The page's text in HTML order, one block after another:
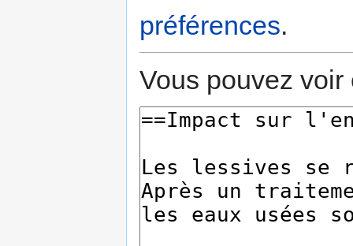
préférences.
Vous pouvez